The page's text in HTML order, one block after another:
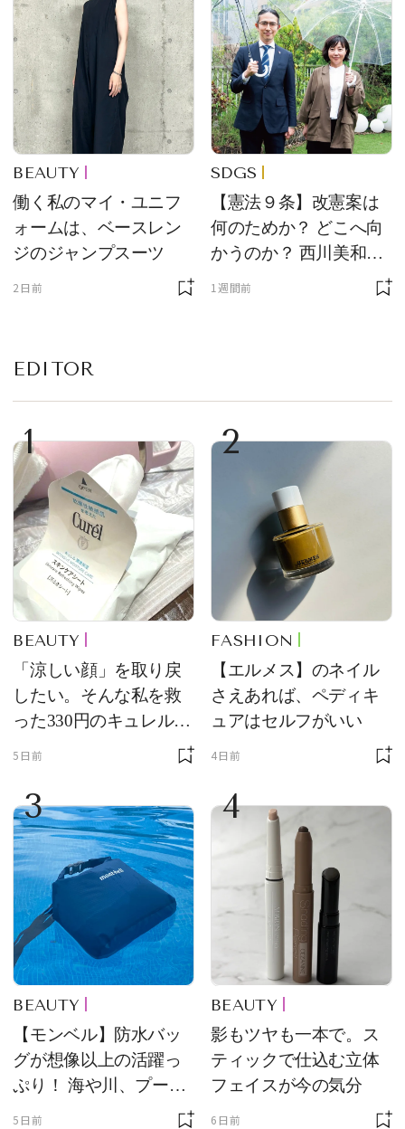
BEAUTY
働く私のマイ・ユニフ
ォームは、ベースレン
ジのジャンプスーツ
2日前
SDGS
【憲法９条】改憲案は
何のためか？ どこへ向
かうのか？ 西川美和さ
んと木村草太さんが読
1週間前
EDITOR
1
BEAUTY
「涼しい顔」を取り戻
したい。そんな私を救
った330円のキュレル名
5日前
2
FASHION
【エルメス】のネイル
さえあれば、ペディキ
ュアはセルフがいい
4日前
3
BEAUTY
【モンベル】防水バッ
グが想像以上の活躍っ
ぷり！ 海や川、プール
5日前
4
BEAUTY
影もツヤも一本で。ス
ティックで仕込む立体
フェイスが今の気分
6日前